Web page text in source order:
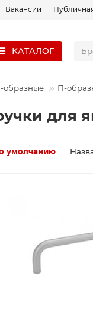
Вакансии
КАТАЛОГ
образные П-
для
умолчанию